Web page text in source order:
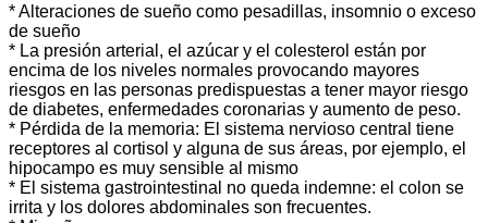
* Alteraciones de sueño como pesadillas, insomnio o exceso
de sueño
* La presión arterial, el azúcar y el colesterol están por
encima de los niveles normales provocando mayores
riesgos en las personas predispuestas a tener mayor riesgo
de diabetes, enfermedades coronarias y aumento de peso.
* Pérdida de la memoria: El sistema nervioso central tiene
receptores al cortisol y alguna de sus áreas, por ejemplo, el
hipocampo es muy sensible al mismo
* El sistema gastrointestinal no queda indemne: el colon se
irrita y los dolores abdominales son frecuentes.